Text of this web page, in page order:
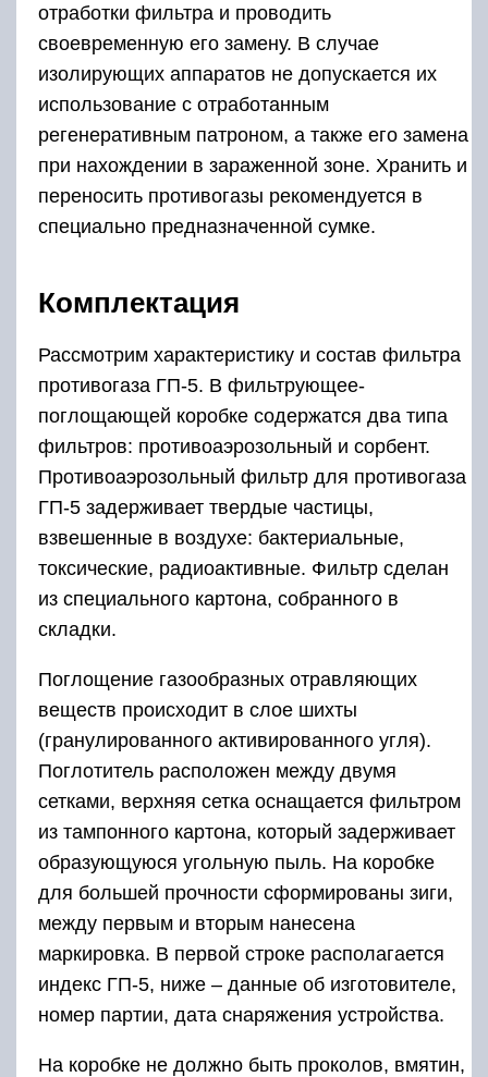
отработки фильтра и проводить
своевременную его замену. В случае
изолирующих аппаратов не допускается их
использование с отработанным
регенеративным патроном, а также его замена
при нахождении в зараженной зоне. Хранить и
переносить противогазы рекомендуется в
специально предназначенной сумке.
Комплектация
Рассмотрим характеристику и состав фильтра
противогаза ГП-5. В фильтрующее-
поглощающей коробке содержатся два типа
фильтров: противоаэрозольный и сорбент.
Противоаэрозольный фильтр для противогаза
ГП-5 задерживает твердые частицы,
взвешенные в воздухе: бактериальные,
токсические, радиоактивные. Фильтр сделан
из специального картона, собранного в
складки.
Поглощение газообразных отравляющих
веществ происходит в слое шихты
(гранулированного активированного угля).
Поглотитель расположен между двумя
сетками, верхняя сетка оснащается фильтром
из тампонного картона, который задерживает
образующуюся угольную пыль. На коробке
для большей прочности сформированы зиги,
между первым и вторым нанесена
маркировка. В первой строке располагается
индекс ГП-5, ниже – данные об изготовителе,
номер партии, дата снаряжения устройства.
На коробке не должно быть проколов, вмятин,